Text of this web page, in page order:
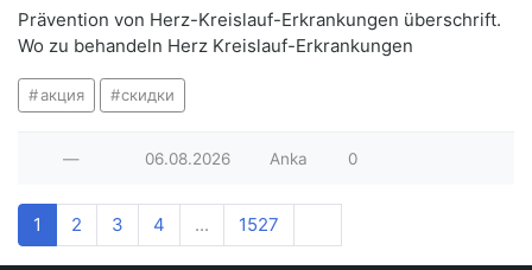
Prävention von Herz-Kreislauf-Erkrankungen überschrift.
Wo zu behandeln Herz Kreislauf-Erkrankungen
акция скидки
— 06.08.2026 Anka 0
1 2 3 4 ... 1527